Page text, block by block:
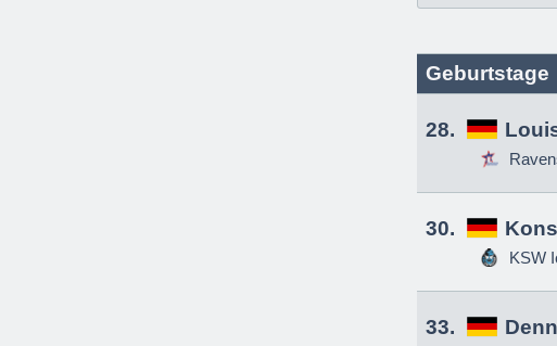
Geburtstage
28.
30.
KSW
33.